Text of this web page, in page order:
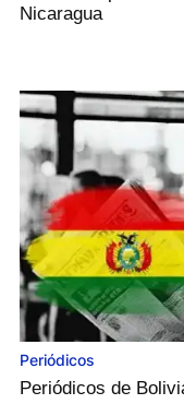
Nicaragua
Periódicos
Periódicos de